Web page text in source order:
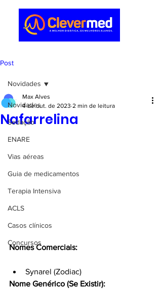
Post
Novidades
Sedação
ENARE
Vias aéreas
Guia de medicamentos
Terapia Intensiva
ACLS
Casos clínicos
Concursos
Novidades
Nafarrelina
Max Alves
4 de out. de 2023 2 min de leitura
Nomes Comerciais:
Synarel (Zodiac)
Nome Genérico (Se Existir):